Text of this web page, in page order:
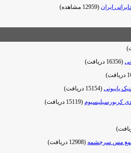
ایران (12959 مشاهده)
(16356 دریافت)
پاپیونی (15154 دریافت)
کربورسیلیسیوم (15119 دریافت)
مجتمع مس سرچشمه (12908 دریافت)